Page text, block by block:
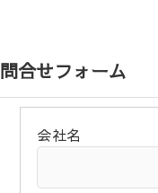
問合せフォーム
会社名